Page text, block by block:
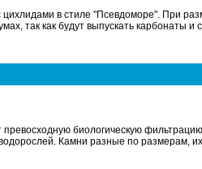
цихлидами в стиле "Псевдоморе". При
так как будут выпускать карбонаты
биологическую
Камни разные по размерам,